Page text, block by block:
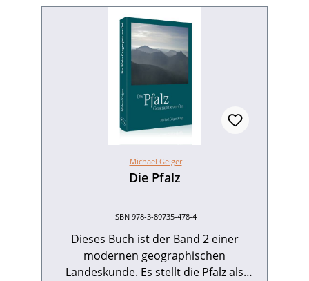
Michael Geiger
Die Pfalz
ISBN 978-3-89735-478-4
Dieses Buch ist der Band 2 einer
modernen geographischen
Landeskunde. Es stellt die Pfalz als